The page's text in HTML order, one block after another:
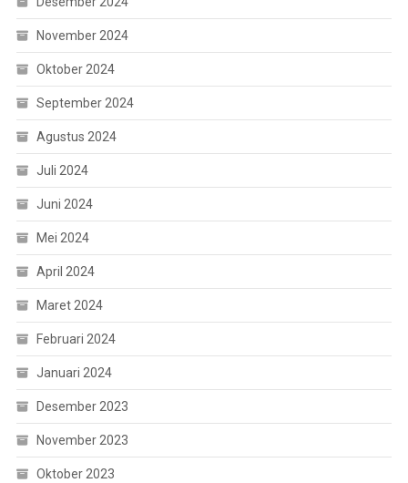
November 2024
Oktober 2024
September 2024
Agustus 2024
Juli 2024
Juni 2024
Mei 2024
April 2024
Maret 2024
Februari 2024
Januari 2024
Desember 2023
November 2023
Oktober 2023